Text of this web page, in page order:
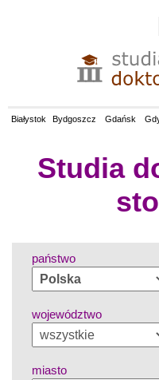
Białystok Bydgoszcz Gdańsk
Studia
państwo
województwo
miasto